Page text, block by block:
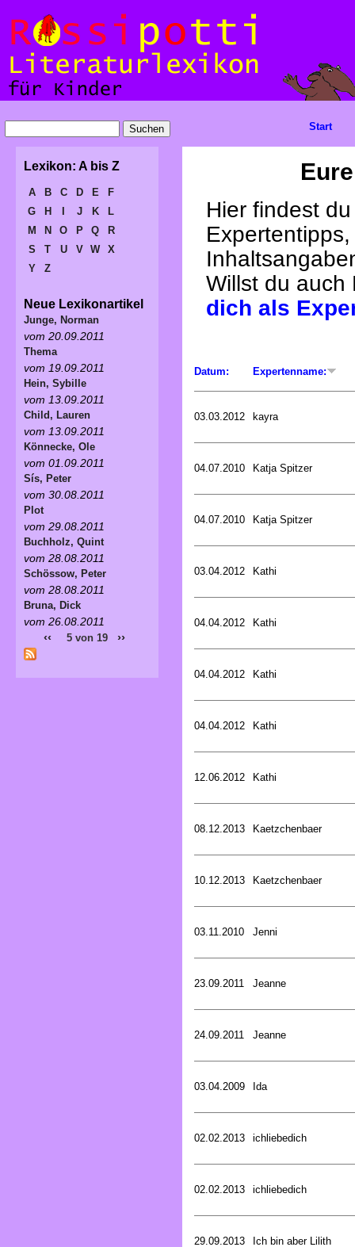
Hier findest
Willst du
dich als
Datum: Expertenname:
03.03.2012 kayra
04.07.2010 Katja Spitzer
04.07.2010 Katja Spitzer
03.04.2012 Kathi
04.04.2012 Kathi
04.04.2012 Kathi
04.04.2012 Kathi
12.06.2012 Kathi
08.12.2013 Kaetzchenbaer
10.12.2013 Kaetzchenbaer
03.11.2010 Jenni
23.09.2011 Jeanne
24.09.2011 Jeanne
03.04.2009 Ida
02.02.2013 ichliebedich
02.02.2013 ichliebedich
29.09.2013 Ich bin aber Lilith
Start
Lexikon: A bis Z
A B C D E
F
G
H J K
L
M
N O P Q
R
S
T U V W
X
Y
Z
Neue Lexikonartikel
Junge, Norman
vom 20.09.2011
Thema
vom 19.09.2011
Hein, Sybille
vom 13.09.2011
Child, Lauren
vom 13.09.2011
Könnecke, Ole
vom 01.09.2011
Sís, Peter
vom 30.08.2011
Plot
vom 29.08.2011
Buchholz, Quint
vom 28.08.2011
Schössow, Peter
vom 28.08.2011
Bruna, Dick
vom 26.08.2011
‹‹ 5 von 19 ››